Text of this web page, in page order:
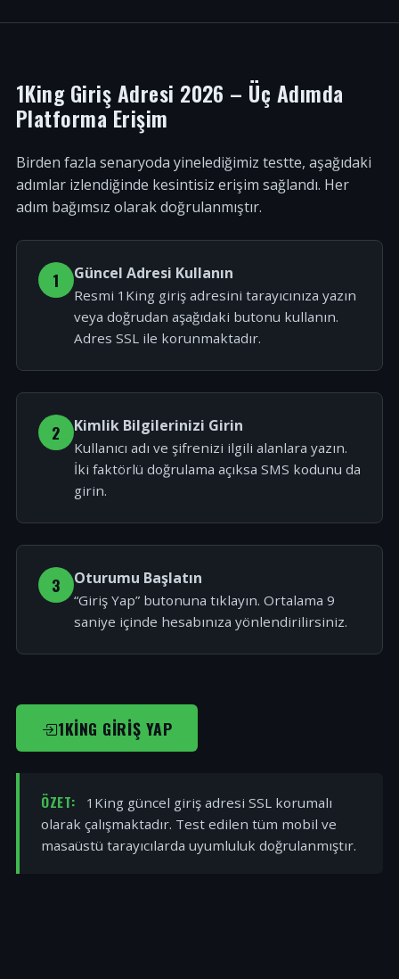
1King Giriş Adresi 2026 – Üç Adımda
Platforma Erişim
Birden fazla senaryoda yinelediğimiz testte, aşağıdaki
adımlar izlendiğinde kesintisiz erişim sağlandı. Her
adım bağımsız olarak doğrulanmıştır.
1 Güncel Adresi Kullanın
Resmi 1King giriş adresini tarayıcınıza yazın
veya doğrudan aşağıdaki butonu kullanın.
Adres SSL ile korunmaktadır.
2 Kimlik Bilgilerinizi Girin
Kullanıcı adı ve şifrenizi ilgili alanlara yazın.
İki faktörlü doğrulama açıksa SMS kodunu da
girin.
3 Oturumu Başlatın
“Giriş Yap” butonuna tıklayın. Ortalama 9
saniye içinde hesabınıza yönlendirilirsiniz.
1KING GIRIŞ YAP
ÖZET:
1King güncel giriş adresi SSL korumalı
olarak çalışmaktadır. Test edilen tüm mobil ve
masaüstü tarayıcılarda uyumluluk doğrulanmıştır.